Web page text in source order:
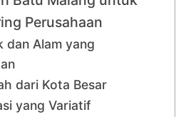
Perusahaan
dan Alam yang
dari Kota Besar
yang Variatif